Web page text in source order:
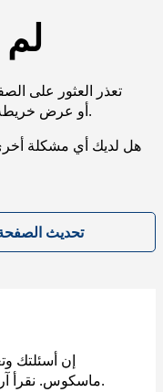
تعذر العثور على
URL، أو عرض خريطة الموقع الخاصة بنا لمساعدتك في العثور على ما تريد.
هل لديك أي مشكلة
إن أسئلتك
ماسكوس. نقرأ آراءك، ونرد عليها، بناء على طلبكم في أسرع وقت ممكن.